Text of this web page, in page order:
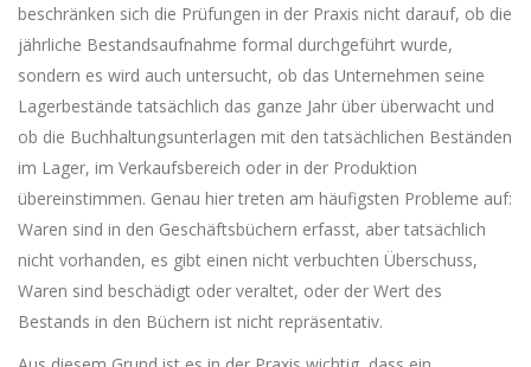
beschränken sich die Prüfungen in der Praxis nicht darauf, ob die
jährliche Bestandsaufnahme formal durchgeführt wurde,
sondern es wird auch untersucht, ob das Unternehmen seine
Lagerbestände tatsächlich das ganze Jahr über überwacht und
ob die Buchhaltungsunterlagen mit den tatsächlichen Beständen
im Lager, im Verkaufsbereich oder in der Produktion
übereinstimmen. Genau hier treten am häufigsten Probleme auf:
Waren sind in den Geschäftsbüchern erfasst, aber tatsächlich
nicht vorhanden, es gibt einen nicht verbuchten Überschuss,
Waren sind beschädigt oder veraltet, oder der Wert des
Bestands in den Büchern ist nicht repräsentativ.